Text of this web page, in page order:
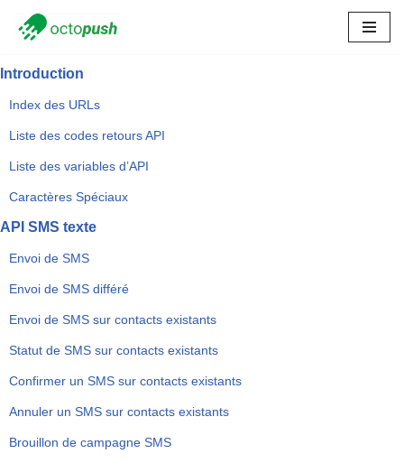
to
Introduction
Index des URLs
Liste des codes retours API
Liste des variables d’API
Caractères Spéciaux
API SMS texte
Envoi de SMS
Envoi de SMS différé
Envoi de SMS sur contacts existants
Statut de SMS sur contacts existants
Confirmer un SMS sur contacts existants
Annuler un SMS sur contacts existants
Brouillon de campagne SMS